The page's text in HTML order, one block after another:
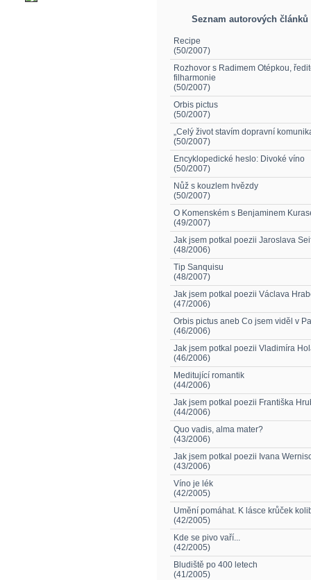
Seznam autorových článků
Recipe
(50/2007)
Rozhovor s Radimem Otépkou,
filharmonie
(50/2007)
Orbis pictus
(50/2007)
„Celý život stavím dopravní
(50/2007)
Encyklopedické heslo: Divoké víno
(50/2007)
Nůž s kouzlem hvězdy
(50/2007)
O Komenském s Benjaminem
(49/2007)
Jak jsem potkal poezii Jaroslava
(48/2006)
Tip Sanquisu
(48/2007)
Jak jsem potkal poezii Václava
(47/2006)
Orbis pictus aneb Co jsem viděl v
(46/2006)
Jak jsem potkal poezii Vladimíra
(46/2006)
Meditující romantik
(44/2006)
Jak jsem potkal poezii Františka
(44/2006)
Quo vadis, alma mater?
(43/2006)
Jak jsem potkal poezii Ivana
(43/2006)
Víno je lék
(42/2005)
Umění pomáhat. K lásce krůček
(42/2005)
Kde se pivo vaří...
(42/2005)
Bludiště po 400 letech
(41/2005)